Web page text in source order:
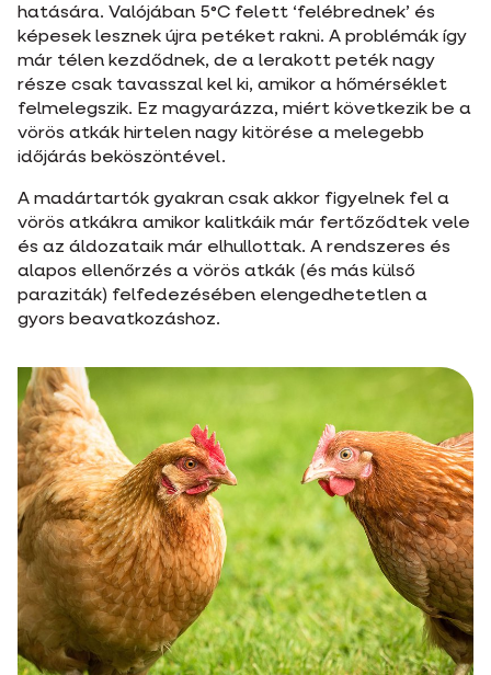
hatására. Valójában 5°C felett ‘felébrednek’ és
képesek lesznek újra petéket rakni. A problémák így
már télen kezdődnek, de a lerakott peték nagy
része csak tavasszal kel ki, amikor a hőmérséklet
felmelegszik. Ez magyarázza, miért következik be a
vörös atkák hirtelen nagy kitörése a melegebb
időjárás beköszöntével.
A madártartók gyakran csak akkor figyelnek fel a
vörös atkákra amikor kalitkáik már fertőződtek vele
és az áldozataik már elhullottak. A rendszeres és
alapos ellenőrzés a vörös atkák (és más külső
paraziták) felfedezésében elengedhetetlen a
gyors beavatkozáshoz.